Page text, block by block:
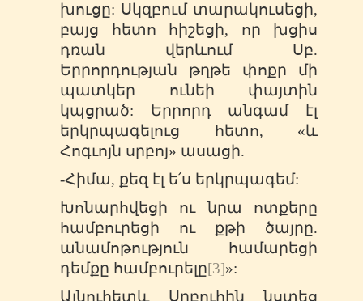
խուցը: Սկզբում տարակուսեցի,
բայց հետո հիշեցի, որ խցիս
դռան վերևում Սբ.
Երրորդության թղթե փոքր մի
պատկեր ունեի փայտին
կպցրած: Երրորդ անգամ էլ
երկրպագելուց հետո, «և
Հոգւոյն սրբոյ» ասացի.
-Հիմա, քեզ էլ ե՛ս երկրպագեմ:
Խոնարհվեցի ու նրա ոտքերը
համբուրեցի ու քթի ծայրը.
անամոթություն համարեցի
դեմքը համբուրելը[3]»:
Այնուհետև Սրբուհին նստեց